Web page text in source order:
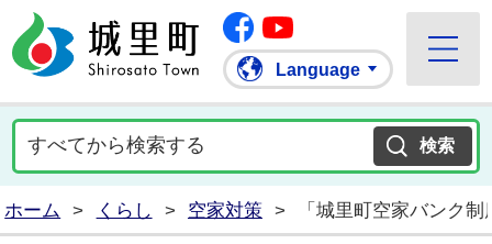
城里町ホームページ
Facebook
Language
ホーム > くらし > 空家対策 > 「城里町空家バンク